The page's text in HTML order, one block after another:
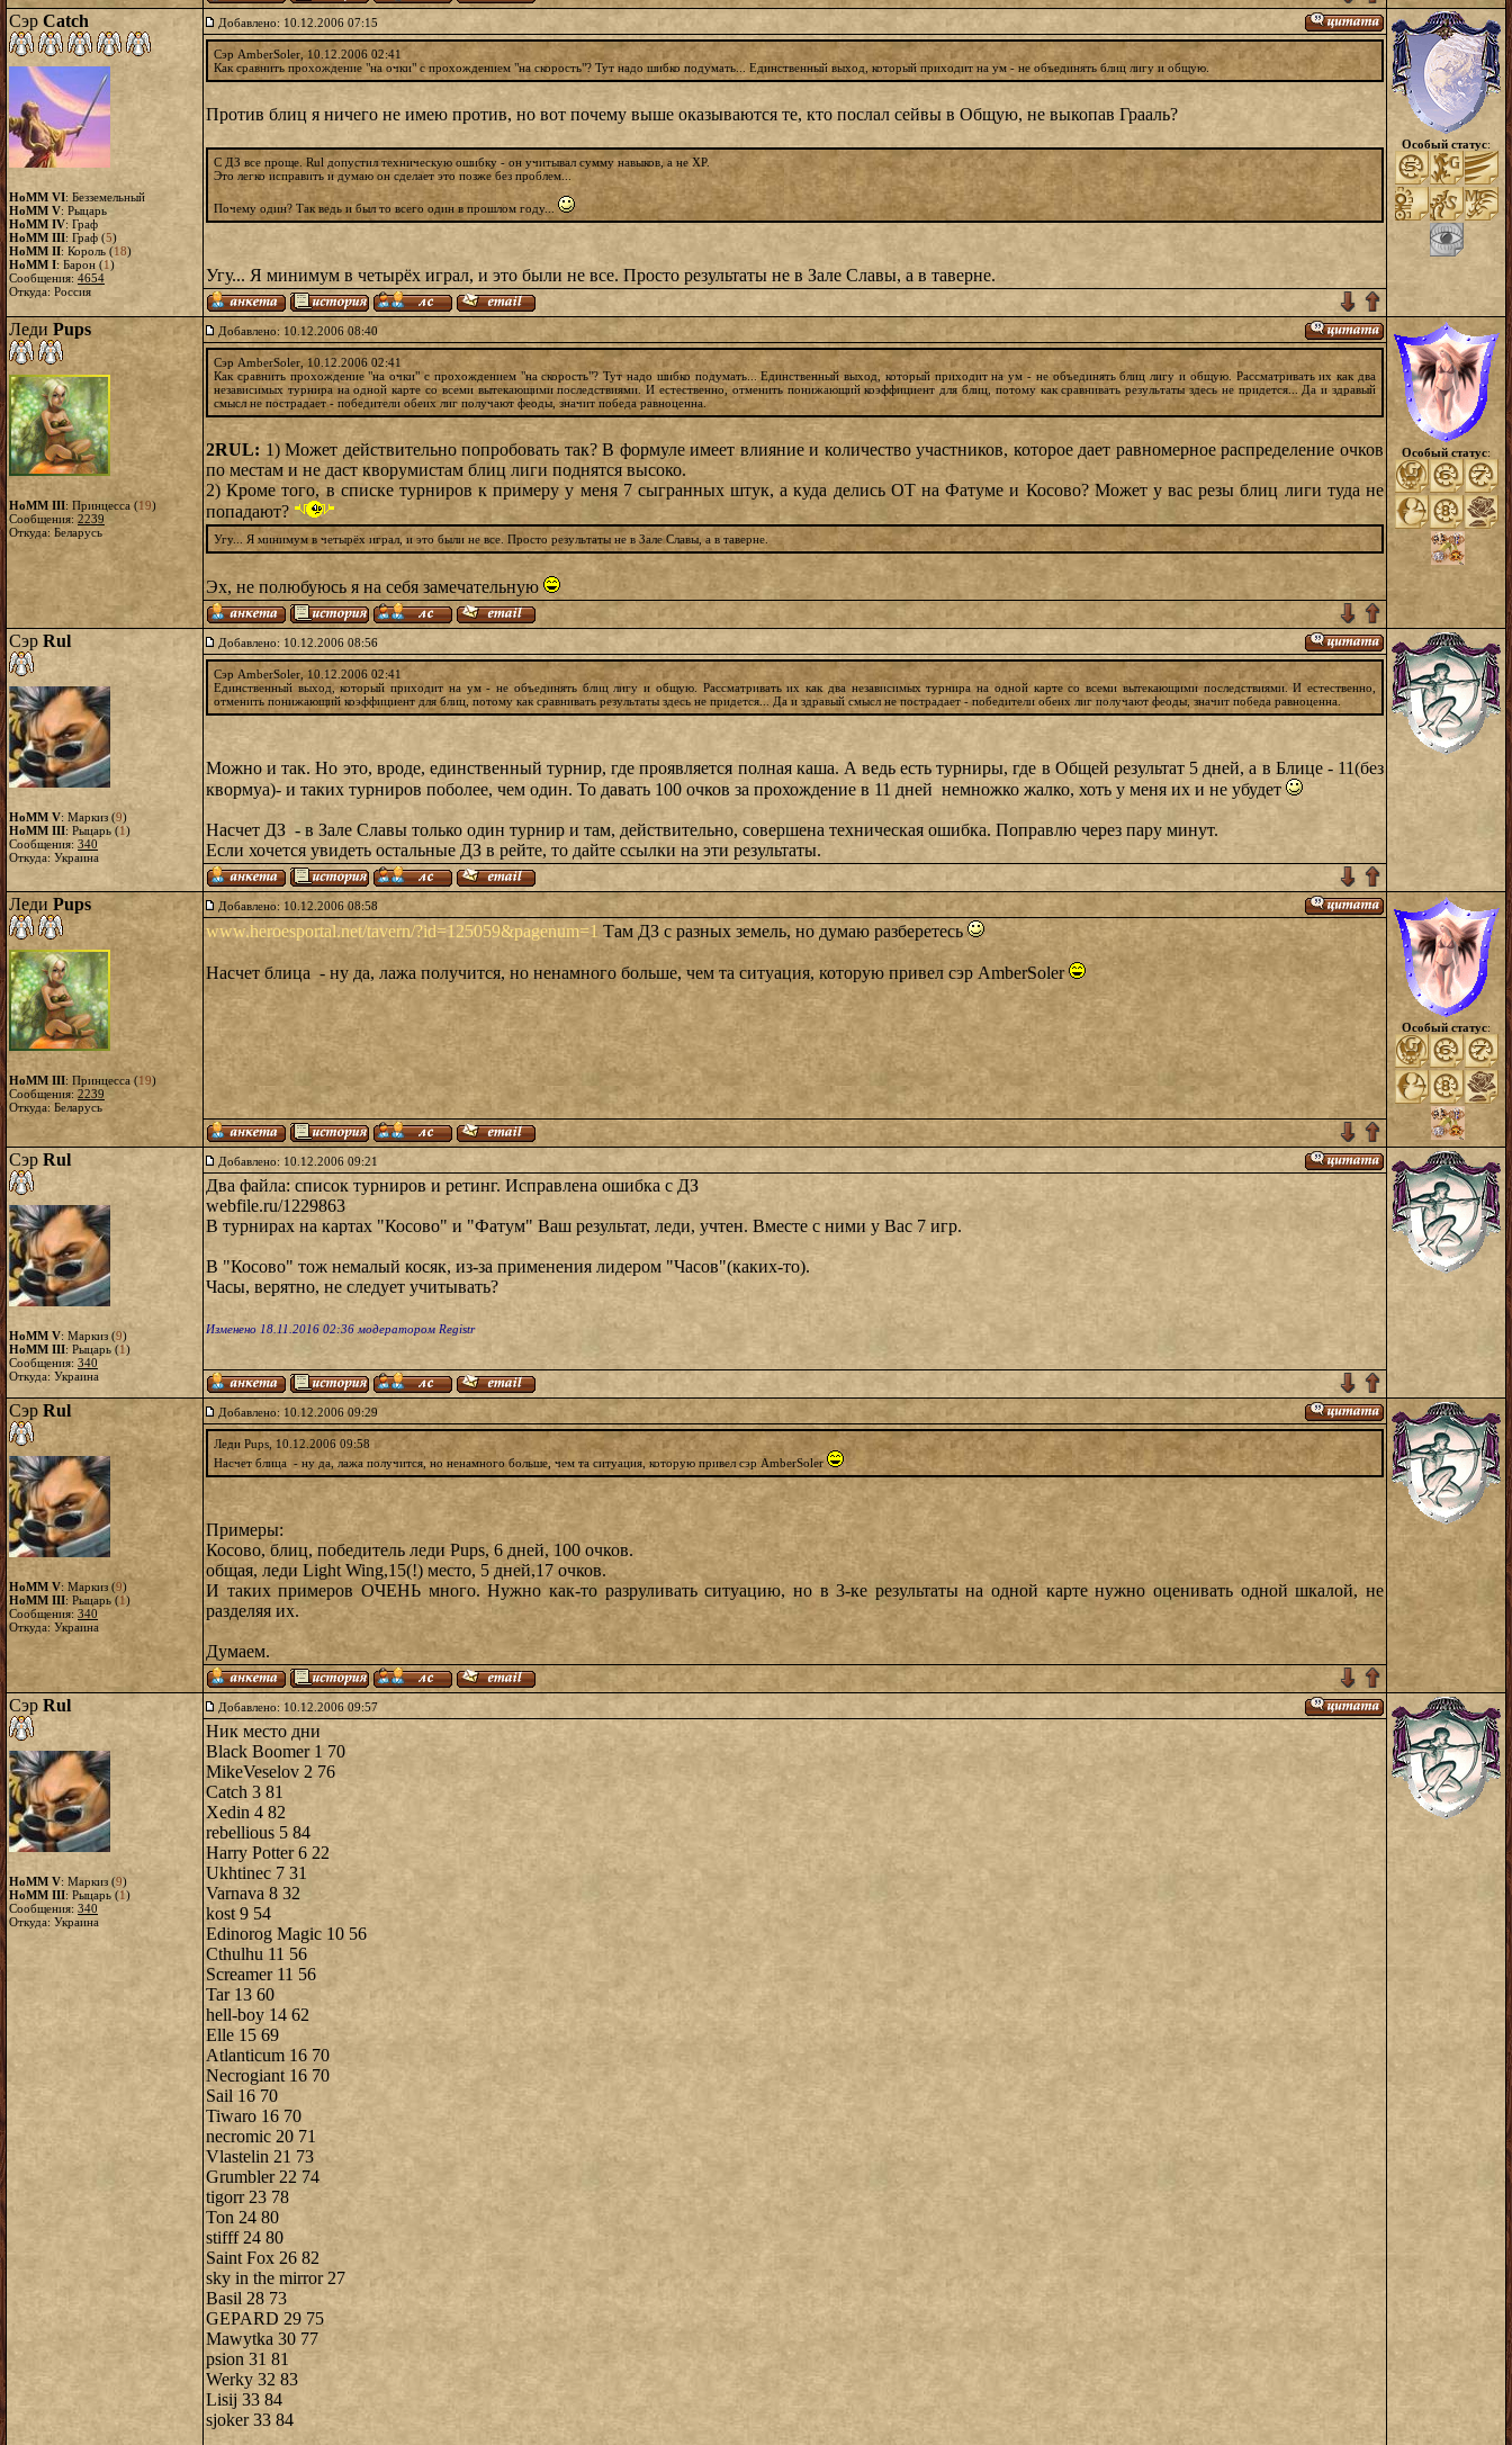
Сэр Catch
HoMM VI: Безземельный
HoMM V: Рыцарь
HoMM IV: Граф
HoMM III: Граф (5)
HoMM II: Король (18)
HoMM I: Барон (1)
Сообщения: 4654
Откуда: Россия
Добавлено: 10.12.2006 07:15
Сэр AmberSoler, 10.12.2006 02:41
Как сравнить прохождение "на очки" с прохождением "на скорость"? Тут надо шибко подумать... Единственный выход, который приходит на ум - не объединять блиц лигу и общую.
Против блиц я ничего не имею против, но вот почему выше оказываются те, кто послал сейвы в Общую, не выкопав Грааль?
С ДЗ все проще. Rul допустил техническую ошибку - он учитывал сумму навыков, а не XP.
Это легко исправить и думаю он сделает это позже без проблем...
Почему один? Так ведь и был то всего один в прошлом году...
Угу... Я минимум в четырёх играл, и это были не все. Просто результаты не в Зале Славы, а в таверне.
Особый статус:
Леди Pups
HoMM III: Принцесса (19)
Сообщения: 2239
Откуда: Беларусь
Добавлено: 10.12.2006 08:40
Сэр AmberSoler, 10.12.2006 02:41
Как сравнить прохождение "на очки" с прохождением "на скорость"? Тут надо шибко подумать... Единственный выход, который приходит на ум - не объединять блиц лигу и общую. Рассматривать их как два
независимых турнира на одной карте со всеми вытекающими последствиями. И естественно, отменить понижающий коэффициент для блиц, потому как сравнивать результаты здесь не придется... Да и здравый
смысл не пострадает - победители обеих лиг получают феоды, значит победа равноценна.
2RUL: 1) Может действительно попробовать так? В формуле имеет влияние и количество участников, которое дает равномерное распределение очков
по местам и не даст кворумистам блиц лиги поднятся высоко.
2) Кроме того, в списке турниров к примеру у меня 7 сыгранных штук, а куда делись ОТ на Фатуме и Косово? Может у вас резы блиц лиги туда не
попадают?
Угу... Я минимум в четырёх играл, и это были не все. Просто результаты не в Зале Славы, а в таверне.
Эх, не полюбуюсь я на себя замечательную
Особый статус:
Сэр Rul
HoMM V: Маркиз (9)
HoMM III: Рыцарь (1)
Сообщения: 340
Откуда: Украина
Добавлено: 10.12.2006 08:56
Сэр AmberSoler, 10.12.2006 02:41
Единственный выход, который приходит на ум - не объединять блиц лигу и общую. Рассматривать их как два независимых турнира на одной карте со всеми вытекающими последствиями. И естественно,
отменить понижающий коэффициент для блиц, потому как сравнивать результаты здесь не придется... Да и здравый смысл не пострадает - победители обеих лиг получают феоды, значит победа равноценна.
Можно и так. Но это, вроде, единственный турнир, где проявляется полная каша. А ведь есть турниры, где в Общей результат 5 дней, а в Блице - 11(без
квормуа)- и таких турниров поболее, чем один. То давать 100 очков за прохождение в 11 дней немножко жалко, хоть у меня их и не убудет
Насчет ДЗ - в Зале Славы только один турнир и там, действительно, совершена техническая ошибка. Поправлю через пару минут.
Если хочется увидеть остальные ДЗ в рейте, то дайте ссылки на эти результаты.
Леди Pups
HoMM III: Принцесса (19)
Сообщения: 2239
Откуда: Беларусь
Добавлено: 10.12.2006 08:58
www.heroesportal.net/tavern/?id=125059&pagenum=1 Там ДЗ с разных земель, но думаю разберетесь
Насчет блица - ну да, лажа получится, но ненамного больше, чем та ситуация, которую привел сэр AmberSoler
Особый статус:
Сэр Rul
HoMM V: Маркиз (9)
HoMM III: Рыцарь (1)
Сообщения: 340
Откуда: Украина
Добавлено: 10.12.2006 09:21
Два файла: список турниров и ретинг. Исправлена ошибка с ДЗ
webfile.ru/1229863
В турнирах на картах "Косово" и "Фатум" Ваш результат, леди, учтен. Вместе с ними у Вас 7 игр.
В "Косово" тож немалый косяк, из-за применения лидером "Часов"(каких-то).
Часы, верятно, не следует учитывать?
Изменено 18.11.2016 02:36 модератором Registr
Сэр Rul
HoMM V: Маркиз (9)
HoMM III: Рыцарь (1)
Сообщения: 340
Откуда: Украина
Добавлено: 10.12.2006 09:29
Леди Pups, 10.12.2006 09:58
Насчет блица - ну да, лажа получится, но ненамного больше, чем та ситуация, которую привел сэр AmberSoler
Примеры:
Косово, блиц, победитель леди Pups, 6 дней, 100 очков.
общая, леди Light Wing,15(!) место, 5 дней,17 очков.
И таких примеров ОЧЕНЬ много. Нужно как-то разруливать ситуацию, но в 3-ке результаты на одной карте нужно оценивать одной шкалой, не
разделяя их.
Думаем.
Сэр Rul
HoMM V: Маркиз (9)
HoMM III: Рыцарь (1)
Сообщения: 340
Откуда: Украина
Добавлено: 10.12.2006 09:57
Ник место дни
Black Boomer 1 70
MikeVeselov 2 76
Catch 3 81
Xedin 4 82
rebellious 5 84
Harry Potter 6 22
Ukhtinec 7 31
Varnava 8 32
kost 9 54
Edinorog Magic 10 56
Cthulhu 11 56
Screamer 11 56
Tar 13 60
hell-boy 14 62
Elle 15 69
Atlanticum 16 70
Necrogiant 16 70
Sail 16 70
Tiwaro 16 70
necromic 20 71
Vlastelin 21 73
Grumbler 22 74
tigorr 23 78
Ton 24 80
stifff 24 80
Saint Fox 26 82
sky in the mirror 27
Basil 28 73
GEPARD 29 75
Mawytka 30 77
psion 31 81
Werky 32 83
Lisij 33 84
sjoker 33 84